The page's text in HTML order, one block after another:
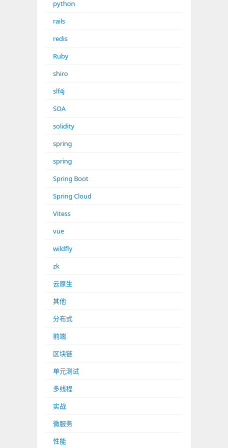
python
rails
redis
Ruby
shiro
slf4j
SOA
solidity
spring
spring
Spring Boot
Spring Cloud
Vitess
vue
wildfly
zk
云原生
其他
分布式
前端
区块链
单元测试
多线程
实战
微服务
性能